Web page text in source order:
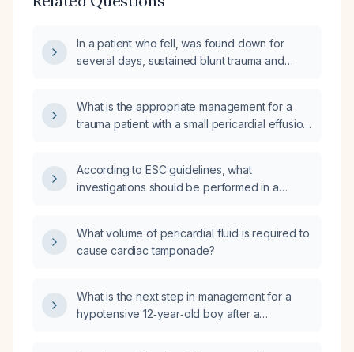
In a patient who fell, was found down for
several days, sustained blunt trauma and
of the pericardial effusion and how should it
be evaluated and managed?
What is the appropriate management for a
trauma patient with a small pericardial effusion
According to ESC guidelines, what
investigations should be performed in a
What volume of pericardial fluid is required to
cause cardiac tamponade?
What is the next step in management for a
hypotensive 12‑year‑old boy after a